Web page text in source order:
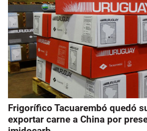
Frigorífico Tacuarembó quedó
exportar carne a China por